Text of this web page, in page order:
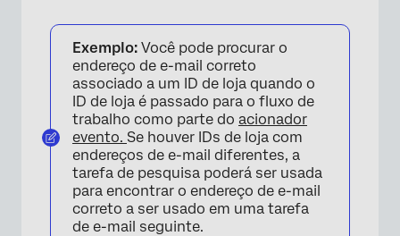
Exemplo: Você pode procurar o
endereço de e-mail correto
associado a um ID de loja quando o
ID de loja é passado para o fluxo de
trabalho como parte do acionador
evento. Se houver IDs de loja com
endereços de e-mail diferentes, a
tarefa de pesquisa poderá ser usada
para encontrar o endereço de e-mail
correto a ser usado em uma tarefa
de e-mail seguinte.